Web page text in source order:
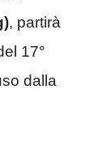
, partirà
17°
dalla